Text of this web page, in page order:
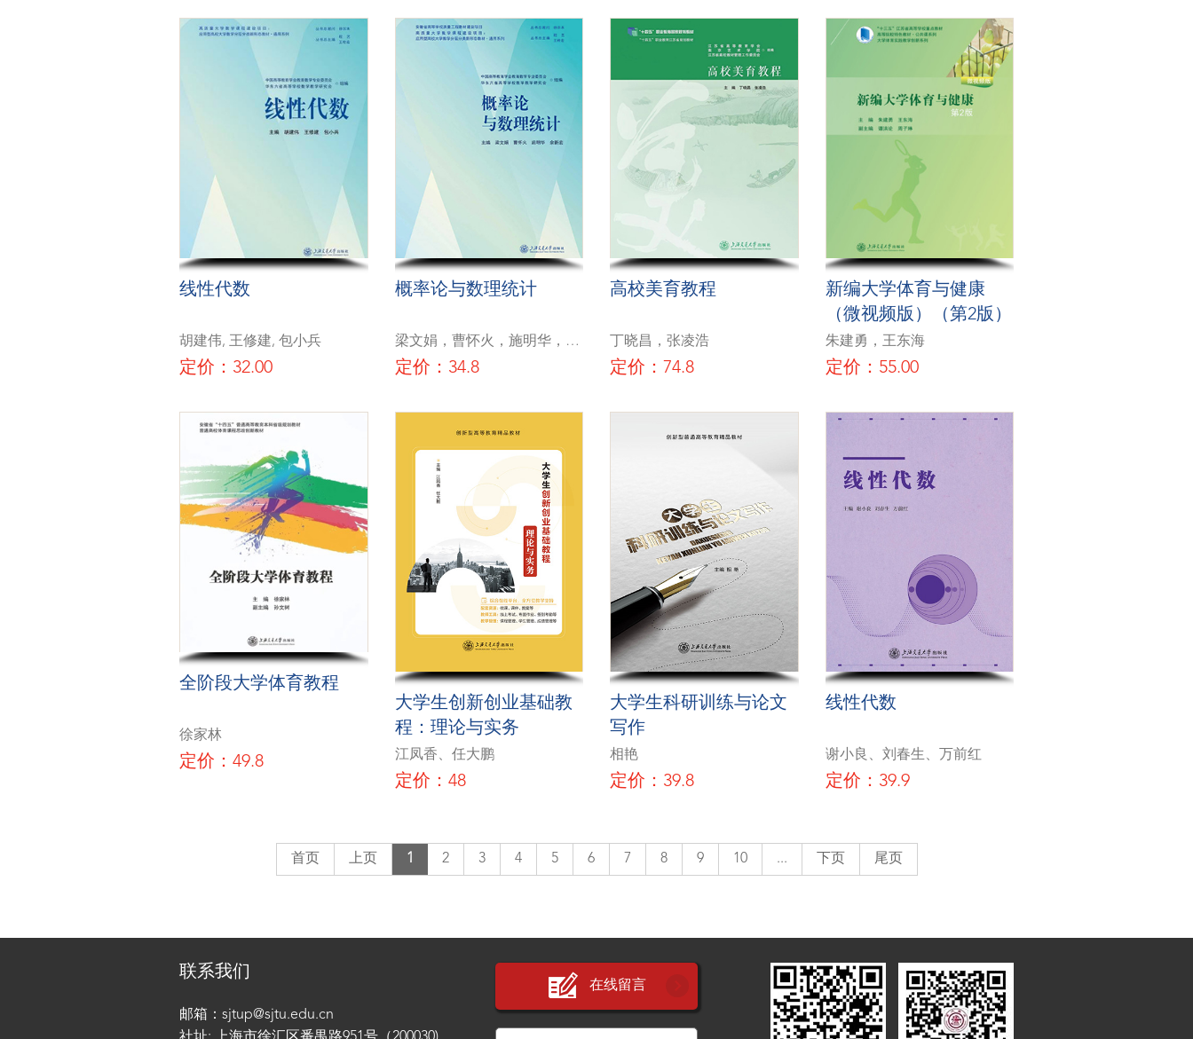
线性代数
胡建伟, 王修建, 包小兵
定价：32.00
概率论与数理统计
梁文娟，曹怀火，施明华，余
新宏
定价：34.8
高校美育教程
丁晓昌，张凌浩
定价：74.8
新编大学体育与健康
（微视频版）（第2版）
朱建勇，王东海
定价：55.00
全阶段大学体育教程
徐家林
定价：49.8
大学生创新创业基础教
程：理论与实务
江凤香、任大鹏
定价：48
大学生科研训练与论文
写作
相艳
定价：39.8
线性代数
谢小良、刘春生、万前红
定价：39.9
首页 上页 1 2 3 4 5 6 7 8 9 10 ... 下页 尾页
联系我们
邮箱：sjtup@sjtu.edu.cn
在线留言